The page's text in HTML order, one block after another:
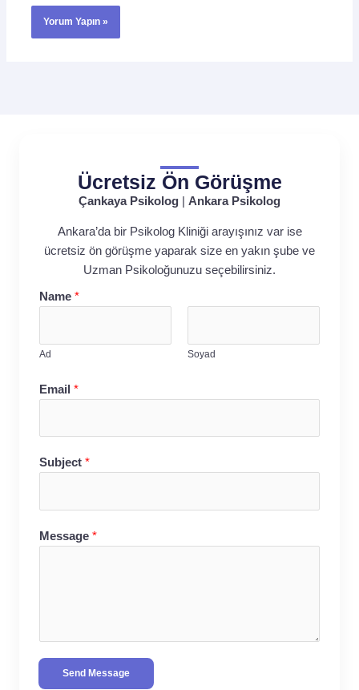
Ücretsiz Ön Görüşme
Çankaya Psikolog | Ankara Psikolog
Ankara’da bir Psikolog Kliniği arayışınız var ise
ücretsiz ön görüşme yaparak size en yakın şube ve
Uzman Psikoloğunuzu seçebilirsiniz.
Name *
Ad Soyad
Email *
Subject *
Message *
Send Message